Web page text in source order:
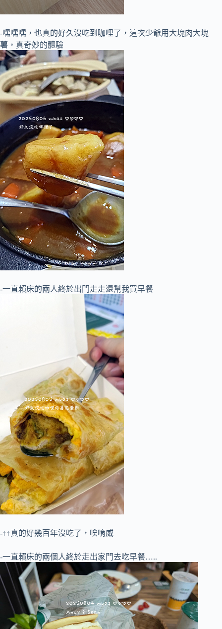
-嘿嘿嘿，也真的好久沒吃到咖哩了，這次少爺用大塊肉大塊
薯，真奇妙的體驗
-一直賴床的兩人終於出門走走還幫我買早餐
-↑↑真的好幾百年沒吃了，唉唷威
-一直賴床的兩個人終於走出家門去吃早餐…..